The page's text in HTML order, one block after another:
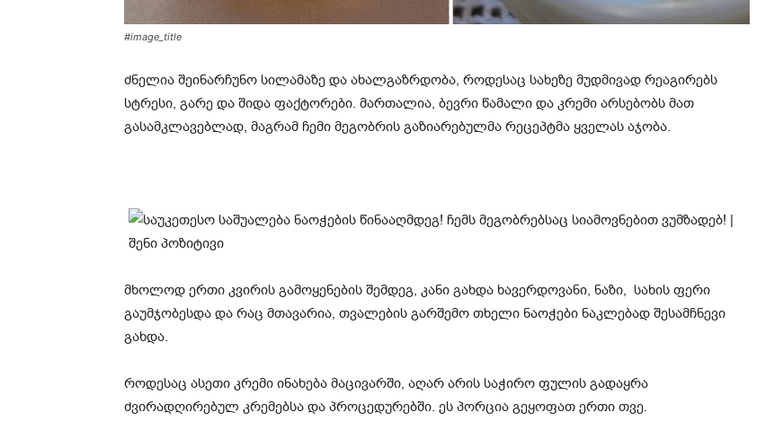
#image_title
ძნელია შეინარჩუნო სილამაზე და ახალგაზრდობა, როდესაც სახეზე მუდმივად რეაგირებს
სტრესი, გარე და შიდა ფაქტორები. მართალია, ბევრი წამალი და კრემი არსებობს მათ
გასამკლავებლად, მაგრამ ჩემი მეგობრის გაზიარებულმა რეცეპტმა ყველას აჯობა.
მხოლოდ ერთი კვირის გამოყენების შემდეგ, კანი გახდა ხავერდოვანი, ნაზი, სახის ფერი
გაუმჯობესდა და რაც მთავარია, თვალების გარშემო თხელი ნაოჭები ნაკლებად შესამჩნევი
გახდა.
როდესაც ასეთი კრემი ინახება მაცივარში, აღარ არის საჭირო ფულის გადაყრა
ძვირადღირებულ კრემებსა და პროცედურებში. ეს პორცია გეყოფათ ერთი თვე.